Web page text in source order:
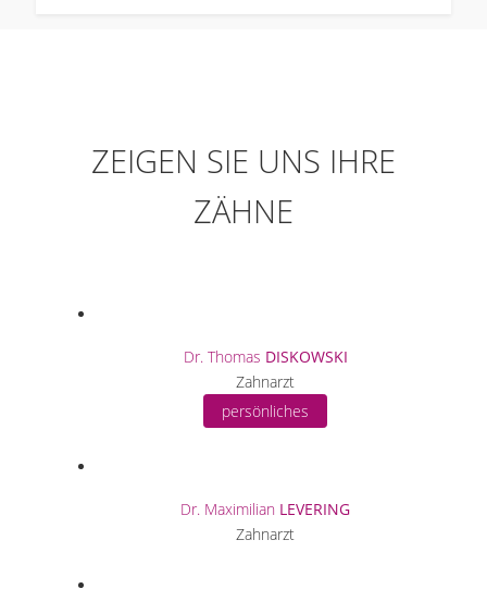
ZEIGEN SIE UNS IHRE
ZÄHNE
Dr. Thomas DISKOWSKI
Zahnarzt
persönliches
Dr. Maximilian LEVERING
Zahnarzt